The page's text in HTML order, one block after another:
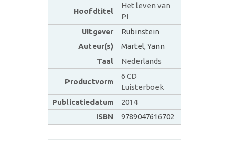
Hoofdtitel
Het leven van
PI
Uitgever
Rubinstein
Auteur(s)
Martel, Yann
Taal
Nederlands
Productvorm
6 CD
Luisterboek
Publicatiedatum
2014
ISBN
9789047616702